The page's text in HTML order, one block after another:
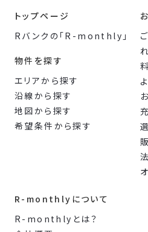
トップページ
Rバンクの「R-monthly」
物件を探す
エリアから探す
沿線から探す
地図から探す
希望条件から探す
れ
R-monthlyについて
R-monthlyとは？